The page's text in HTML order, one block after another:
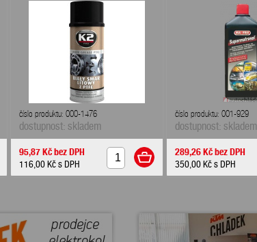
číslo produktu: 000-1476
dostupnost: skladem
95,87 Kčbez DPH
116,00 Kčs DPH
číslo produktu: 001-929
dostupnost: skladem
289,26 Kčbez DPH
350,00 Kčs DPH